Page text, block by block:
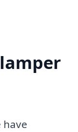
have